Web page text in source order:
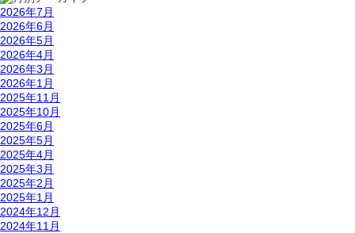
2026年7月
2026年6月
2026年5月
2026年4月
2026年3月
2026年1月
2025年11月
2025年10月
2025年6月
2025年5月
2025年4月
2025年3月
2025年2月
2025年1月
2024年12月
2024年11月